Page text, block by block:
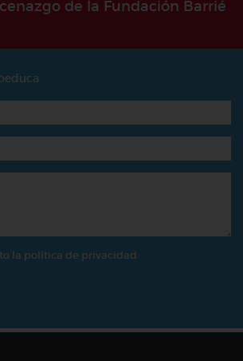
de la Fundación Barrié
la política de privacidad